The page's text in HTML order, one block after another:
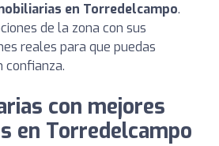
en Torredelcampo.
de la zona con sus
reales para que puedas
confianza.
con mejores
en Torredelcampo